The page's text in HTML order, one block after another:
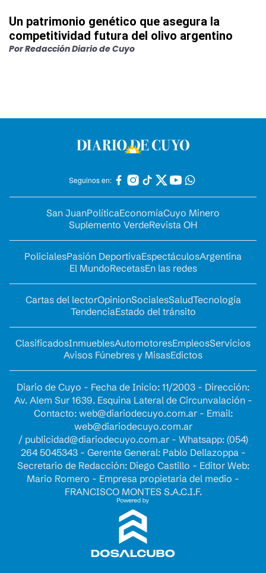
Un patrimonio genético que asegura la
competitividad futura del olivo argentino
PorRedacción Diario de Cuyo
Seguinos en:
San JuanPolíticaEconomíaCuyo Minero
Suplemento VerdeRevista OH
PolicialesPasión DeportivaEspectáculosArgentina
El MundoRecetasEn las redes
Cartas del lectorOpinionSocialesSaludTecnología
TendenciaEstado del tránsito
ClasificadosInmueblesAutomotoresEmpleosServicios
Avisos Fúnebres y MisasEdictos
Diario de Cuyo - Fecha de Inicio: 11/2003 - Dirección:
Av. Alem Sur 1639. Esquina Lateral de Circunvalación -
Contacto: web@diariodecuyo.com.ar- Email:
web@diariodecuyo.com.ar
/ publicidad@diariodecuyo.com.ar- Whatsapp: (054)
264 5045343 - Gerente General: Pablo Dellazoppa -
Secretario de Redacción: Diego Castillo - Editor Web:
Mario Romero - Empresa propietaria del medio -
FRANCISCO MONTES S.A.C.I.F.